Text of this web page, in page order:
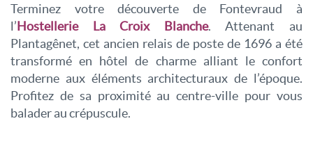
Terminez votre découverte de Fontevraud à
l’Hostellerie La Croix Blanche. Attenant au
Plantagênet, cet ancien relais de poste de 1696 a été
transformé en hôtel de charme alliant le confort
moderne aux éléments architecturaux de l’époque.
Profitez de sa proximité au centre-ville pour vous
balader au crépuscule.